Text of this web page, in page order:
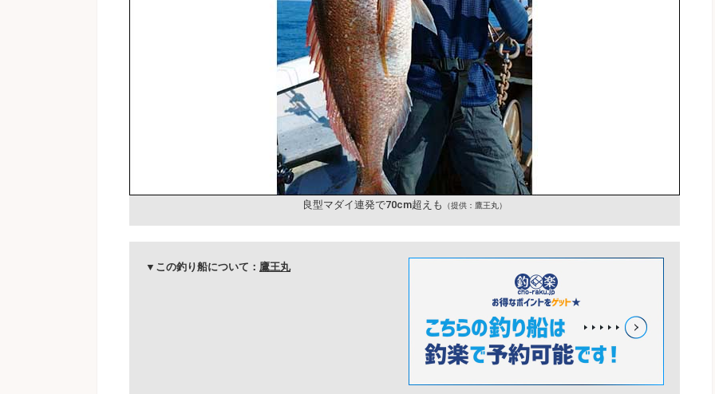
良型マダイ連発で70cm超えも （提供：鷹王丸）
▼この釣り船について： 鷹王丸